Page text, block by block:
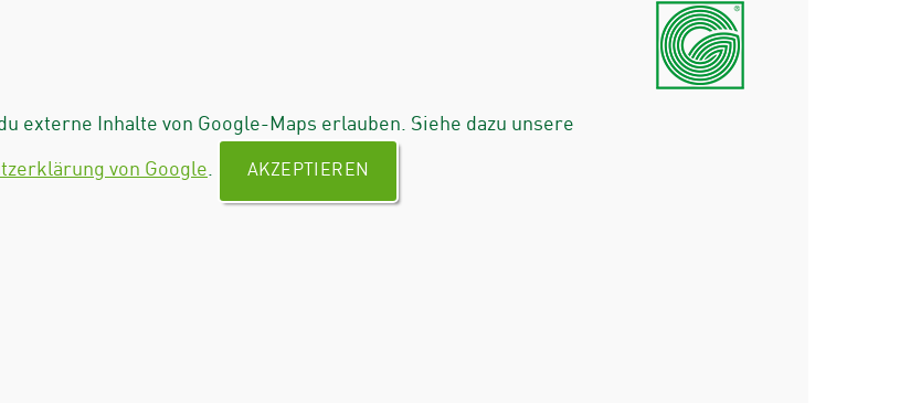
externe Inhalte von Google-Maps erlauben. Siehe dazu unsere
von Google AKZEPTIEREN